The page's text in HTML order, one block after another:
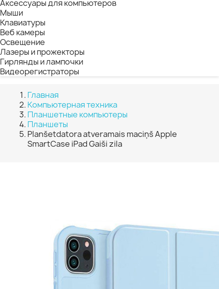
Аксессуары для компьютеров
Мыши
Клавиатуры
Веб камеры
Освещение
Лазеры и прожекторы
Гирлянды и лампочки
Видеорегистраторы
Главная
Компьютерная техника
Планшетные компьютеры
Планшеты
Planšetdatora atveramais maciņš Apple
SmartCase iPad Gaiši zila